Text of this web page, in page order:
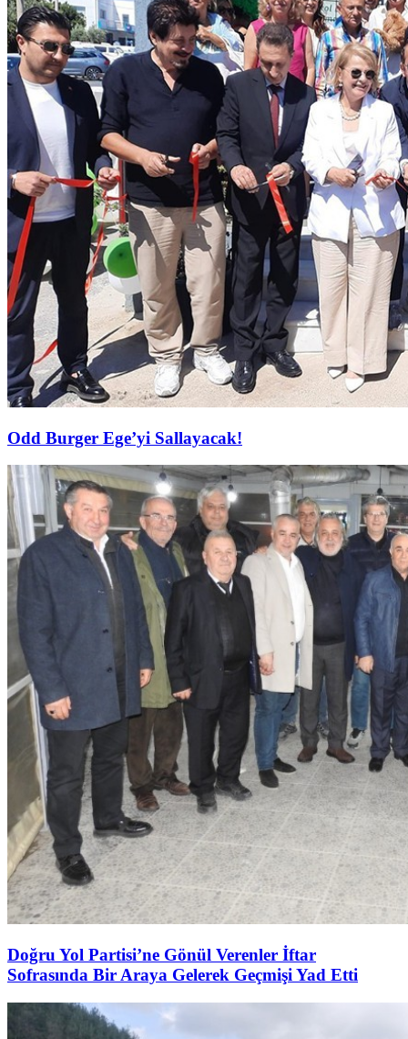
Odd Burger Ege’yi Sallayacak!
Doğru Yol Partisi’ne Gönül Verenler İftar
Sofrasında Bir Araya Gelerek Geçmişi Yad Etti